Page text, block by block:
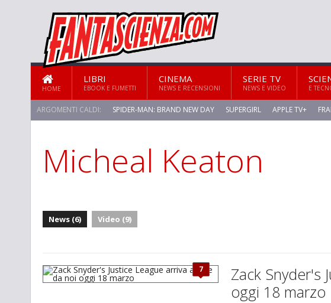
HOME
LIBRI
EBOOK E FUMETTI
CINEMA
NEWS E RECENSIONI
SERIE TV
NEWS E VIDEO E
ARGOMENTI CALDI: SPIDER-MAN: BRAND NEW DAY SUPERGIRL APPLE TV+
Micheal Keaton
News (6) Video (9)
7
Zack Snyder's
oggi 18 marzo